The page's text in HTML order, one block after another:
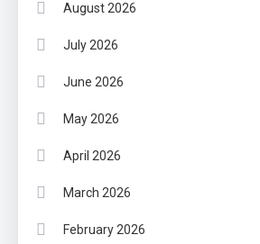
August 2026
July 2026
June 2026
May 2026
April 2026
March 2026
February 2026